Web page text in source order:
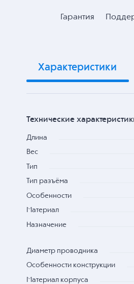
Гарантия
Характеристики
Технические
Длина
Вес
Тип
Тип разъёма
Особенности
Материал
Назначение
Диаметр проводника
Особенности конструкции
Материал корпуса